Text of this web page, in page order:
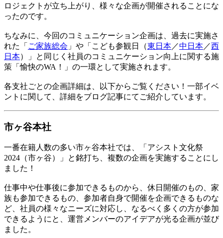
ロジェクトが立ち上がり、様々な企画が開催されることにな
ったのです。
ちなみに、今回のコミュニケーション企画は、過去に実施さ
れた「 ご家族総会 」や「こども参観日（東日本／中日本／西
日本）」と同じく社員のコミュニケーション向上に関する施
策「愉快のWA！」の一環として実施されます。
各支社ごとの企画詳細は、以下からご覧ください！一部イベ
ントに関して、詳細をブログ記事にてご紹介しています。
市ヶ谷本社
一番在籍人数の多い市ヶ谷本社では、「アシスト文化祭
2024（市ヶ谷）」と銘打ち、複数の企画を実施することにし
ました！
仕事中や仕事後に参加できるものから、休日開催のもの、家
族も参加できるもの、参加者自身で開催を企画できるものな
ど、社員の様々なニーズに対応し、なるべく多くの方が参加
できるようにと、運営メンバーのアイデアが光る企画が並び
ました。